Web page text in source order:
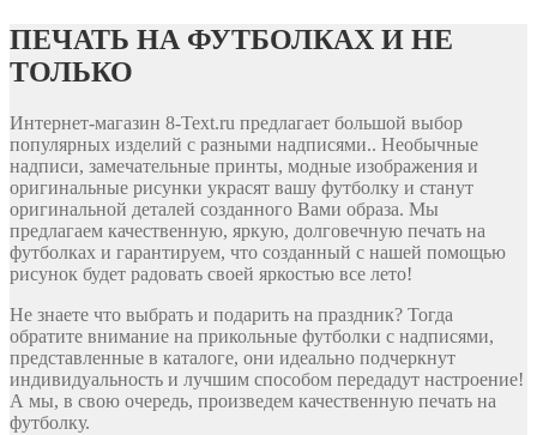
ПЕЧАТЬ НА ФУТБОЛКАХ И НЕ
ТОЛЬКО
Интернет-магазин 8-Text.ru предлагает большой выбор
популярных изделий с разными надписями.. Необычные
надписи, замечательные принты, модные изображения и
оригинальные рисунки украсят вашу футболку и станут
оригинальной деталей созданного Вами образа. Мы
предлагаем качественную, яркую, долговечную печать на
футболках и гарантируем, что созданный с нашей помощью
рисунок будет радовать своей яркостью все лето!
Не знаете что выбрать и подарить на праздник? Тогда
обратите внимание на прикольные футболки с надписями,
представленные в каталоге, они идеально подчеркнут
индивидуальность и лучшим способом передадут настроение!
А мы, в свою очередь, произведем качественную печать на
футболку.